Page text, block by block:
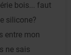
bois... faut
silicone?
entre mon
ne sais